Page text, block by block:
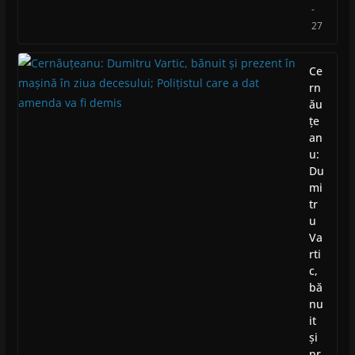
-
27
Ce
rn
ău
țe
an
u:
Du
mi
tr
u
Va
rti
c,
bă
nu
it
și